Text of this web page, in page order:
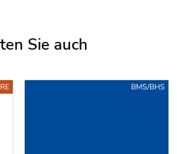
Sie auch
BMS/BHS